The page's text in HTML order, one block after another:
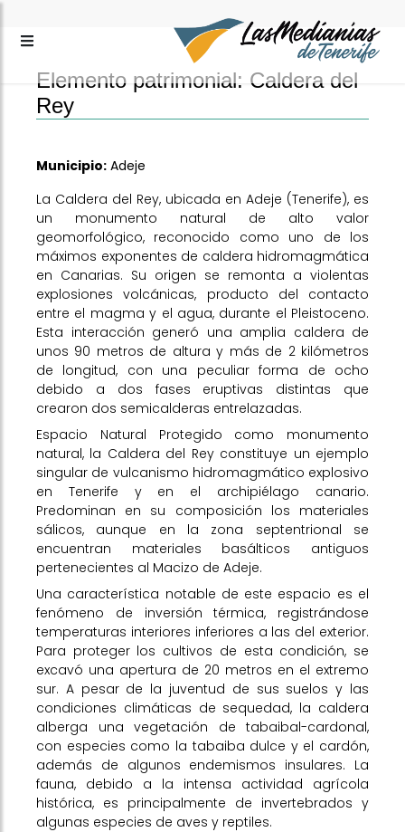
Elemento patrimonial: Caldera del
Rey
Municipio: Adeje
La Caldera del Rey, ubicada en Adeje (Tenerife), es
un monumento natural de alto valor
geomorfológico, reconocido como uno de los
máximos exponentes de caldera hidromagmática
en Canarias. Su origen se remonta a violentas
explosiones volcánicas, producto del contacto
entre el magma y el agua, durante el Pleistoceno.
Esta interacción generó una amplia caldera de
unos 90 metros de altura y más de 2 kilómetros
de longitud, con una peculiar forma de ocho
debido a dos fases eruptivas distintas que
crearon dos semicalderas entrelazadas.
Espacio Natural Protegido como monumento
natural, la Caldera del Rey constituye un ejemplo
singular de vulcanismo hidromagmático explosivo
en Tenerife y en el archipiélago canario.
Predominan en su composición los materiales
sálicos, aunque en la zona septentrional se
encuentran materiales basálticos antiguos
pertenecientes al Macizo de Adeje.
Una característica notable de este espacio es el
fenómeno de inversión térmica, registrándose
temperaturas interiores inferiores a las del exterior.
Para proteger los cultivos de esta condición, se
excavó una apertura de 20 metros en el extremo
sur. A pesar de la juventud de sus suelos y las
condiciones climáticas de sequedad, la caldera
alberga una vegetación de tabaibal-cardonal,
con especies como la tabaiba dulce y el cardón,
además de algunos endemismos insulares. La
fauna, debido a la intensa actividad agrícola
histórica, es principalmente de invertebrados y
algunas especies de aves y reptiles.